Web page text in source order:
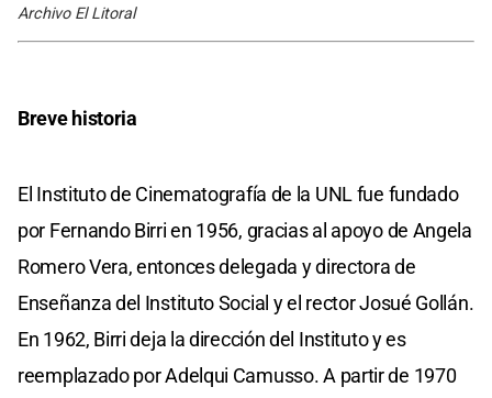
Archivo El Litoral
Breve historia
El Instituto de Cinematografía de la UNL fue fundado
por Fernando Birri en 1956, gracias al apoyo de Angela
Romero Vera, entonces delegada y directora de
Enseñanza del Instituto Social y el rector Josué Gollán.
En 1962, Birri deja la dirección del Instituto y es
reemplazado por Adelqui Camusso. A partir de 1970